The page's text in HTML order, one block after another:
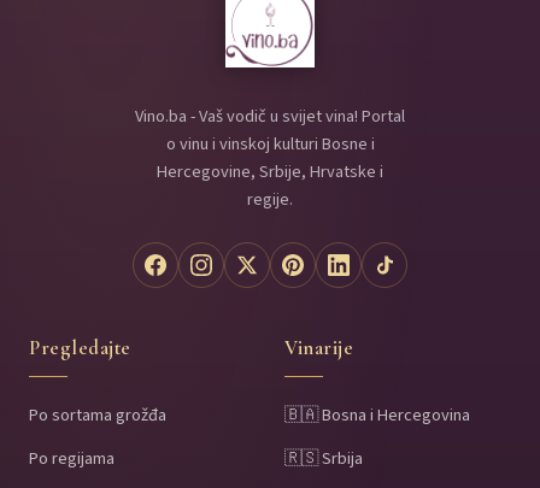
Vino.ba - Vaš vodič u svijet vina! Portal
o vinu i vinskoj kulturi Bosne i
Hercegovine, Srbije, Hrvatske i
regije.
Pregledajte
Po sortama grožđa
Po regijama
Vinarije
🇧🇦 Bosna i Hercegovina
🇷🇸 Srbija